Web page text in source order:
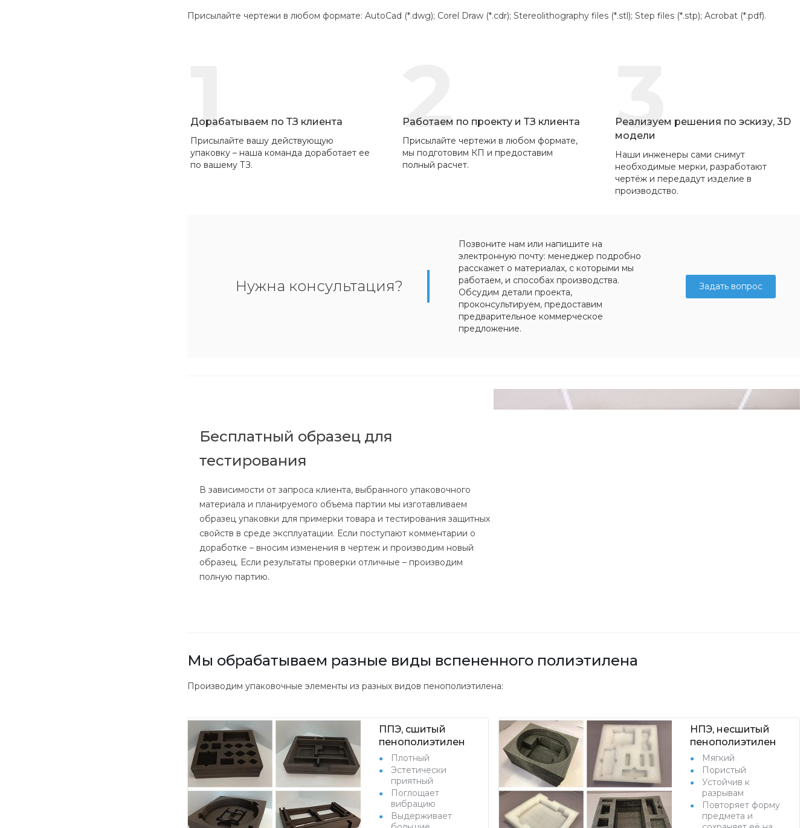
Присылайте чертежи в любом формате: AutoCad (*.dwg); Corel Draw (*.cdr); Stereolithography files (*.stl); Step files (*.stp); Acrobat (*.pdf).
1
Дорабатываем по ТЗ клиента
Присылайте вашу действующую
упаковку – наша команда доработает ее
по вашему ТЗ.
2
Работаем по проекту и ТЗ клиента
Присылайте чертежи в любом формате,
мы подготовим КП и предоставим
полный расчет.
3
Реализуем решения по эскизу, 3D
модели
Наши инженеры сами снимут
необходимые мерки, разработают
чертёж и передадут изделие в
производство.
Нужна консультация?
Позвоните нам или напишите на
электронную почту: менеджер подробно
расскажет о материалах, с которыми мы
работаем, и способах производства.
Обсудим детали проекта,
проконсультируем, предоставим
предварительное коммерческое
предложение.
Задать вопрос
Бесплатный образец для
тестирования
В зависимости от запроса клиента, выбранного упаковочного
материала и планируемого объема партии мы изготавливаем
образец упаковки для примерки товара и тестирования защитных
свойств в среде эксплуатации. Если поступают комментарии о
доработке – вносим изменения в чертеж и производим новый
образец. Если результаты проверки отличные – производим
полную партию.
Мы обрабатываем разные виды вспененного полиэтилена
Производим упаковочные элементы из разных видов пенополиэтилена:
ППЭ, сшитый
пенополиэтилен
Плотный
Эстетически
приятный
Поглощает
вибрацию
Выдерживает
НПЭ, несшитый
пенополиэтилен
Мягкий
Пористый
Устойчив к
разрывам
Повторяет форму
предмета и